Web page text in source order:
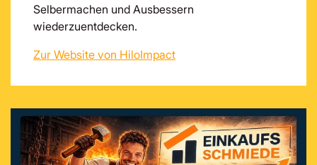
Selbermachen und Ausbessern
wiederzuentdecken.
Zur Website von HiloImpact